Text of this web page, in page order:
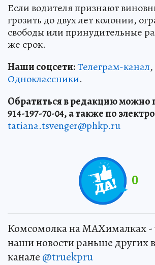
Если водителя признают
грозить до двух лет колонии,
свободы или принудительные
же срок.
Наши соцсети:Телеграм-канал,
Одноклассники.
Обратиться в редакцию можно
914-197-70-04, а также по
tatiana.tsvenger@phkp.ru
0
Комсомолка на MAXималках -
наши новости раньше других в
канале @truekpru